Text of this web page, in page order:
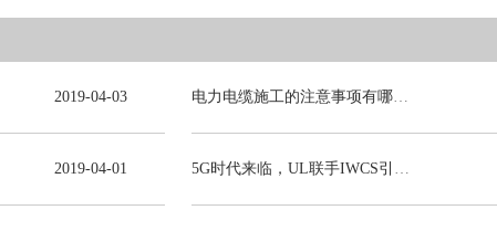
2019-04-03 电力电缆施工的注意事项有哪些？
2019-04-01 5G时代来临，UL联手IWCS引领线缆行业发展新未来